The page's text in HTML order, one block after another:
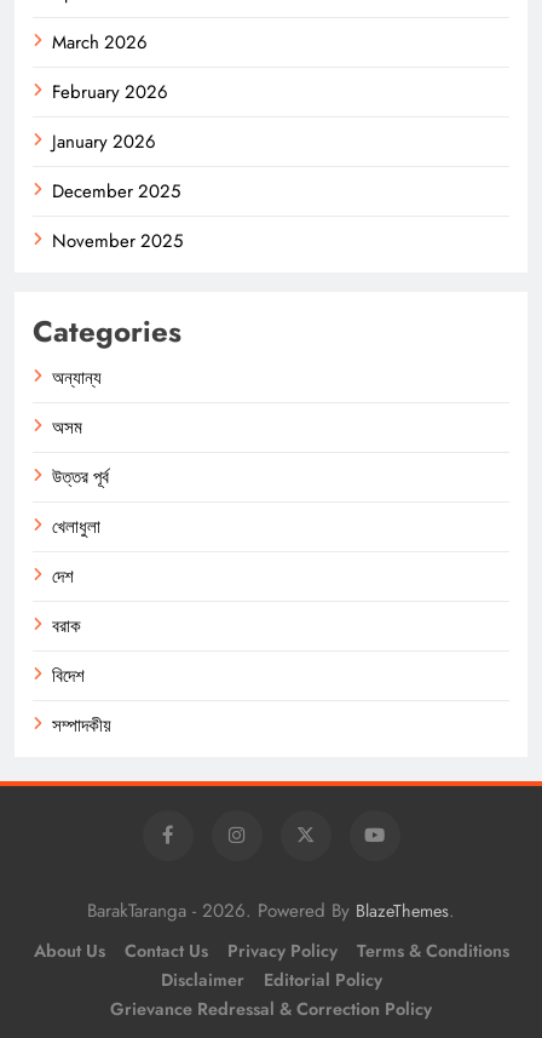
March 2026
February 2026
January 2026
December 2025
November 2025
Categories
অন্যান্য
অসম
উত্তর পূর্ব
খেলাধুলা
দেশ
বরাক
বিদেশ
সম্পাদকীয়
BarakTaranga - 2026. Powered By BlazeThemes.
About Us Contact Us Privacy Policy
Terms & Conditions
Disclaimer
Editorial Policy
Grievance Redressal & Correction Policy